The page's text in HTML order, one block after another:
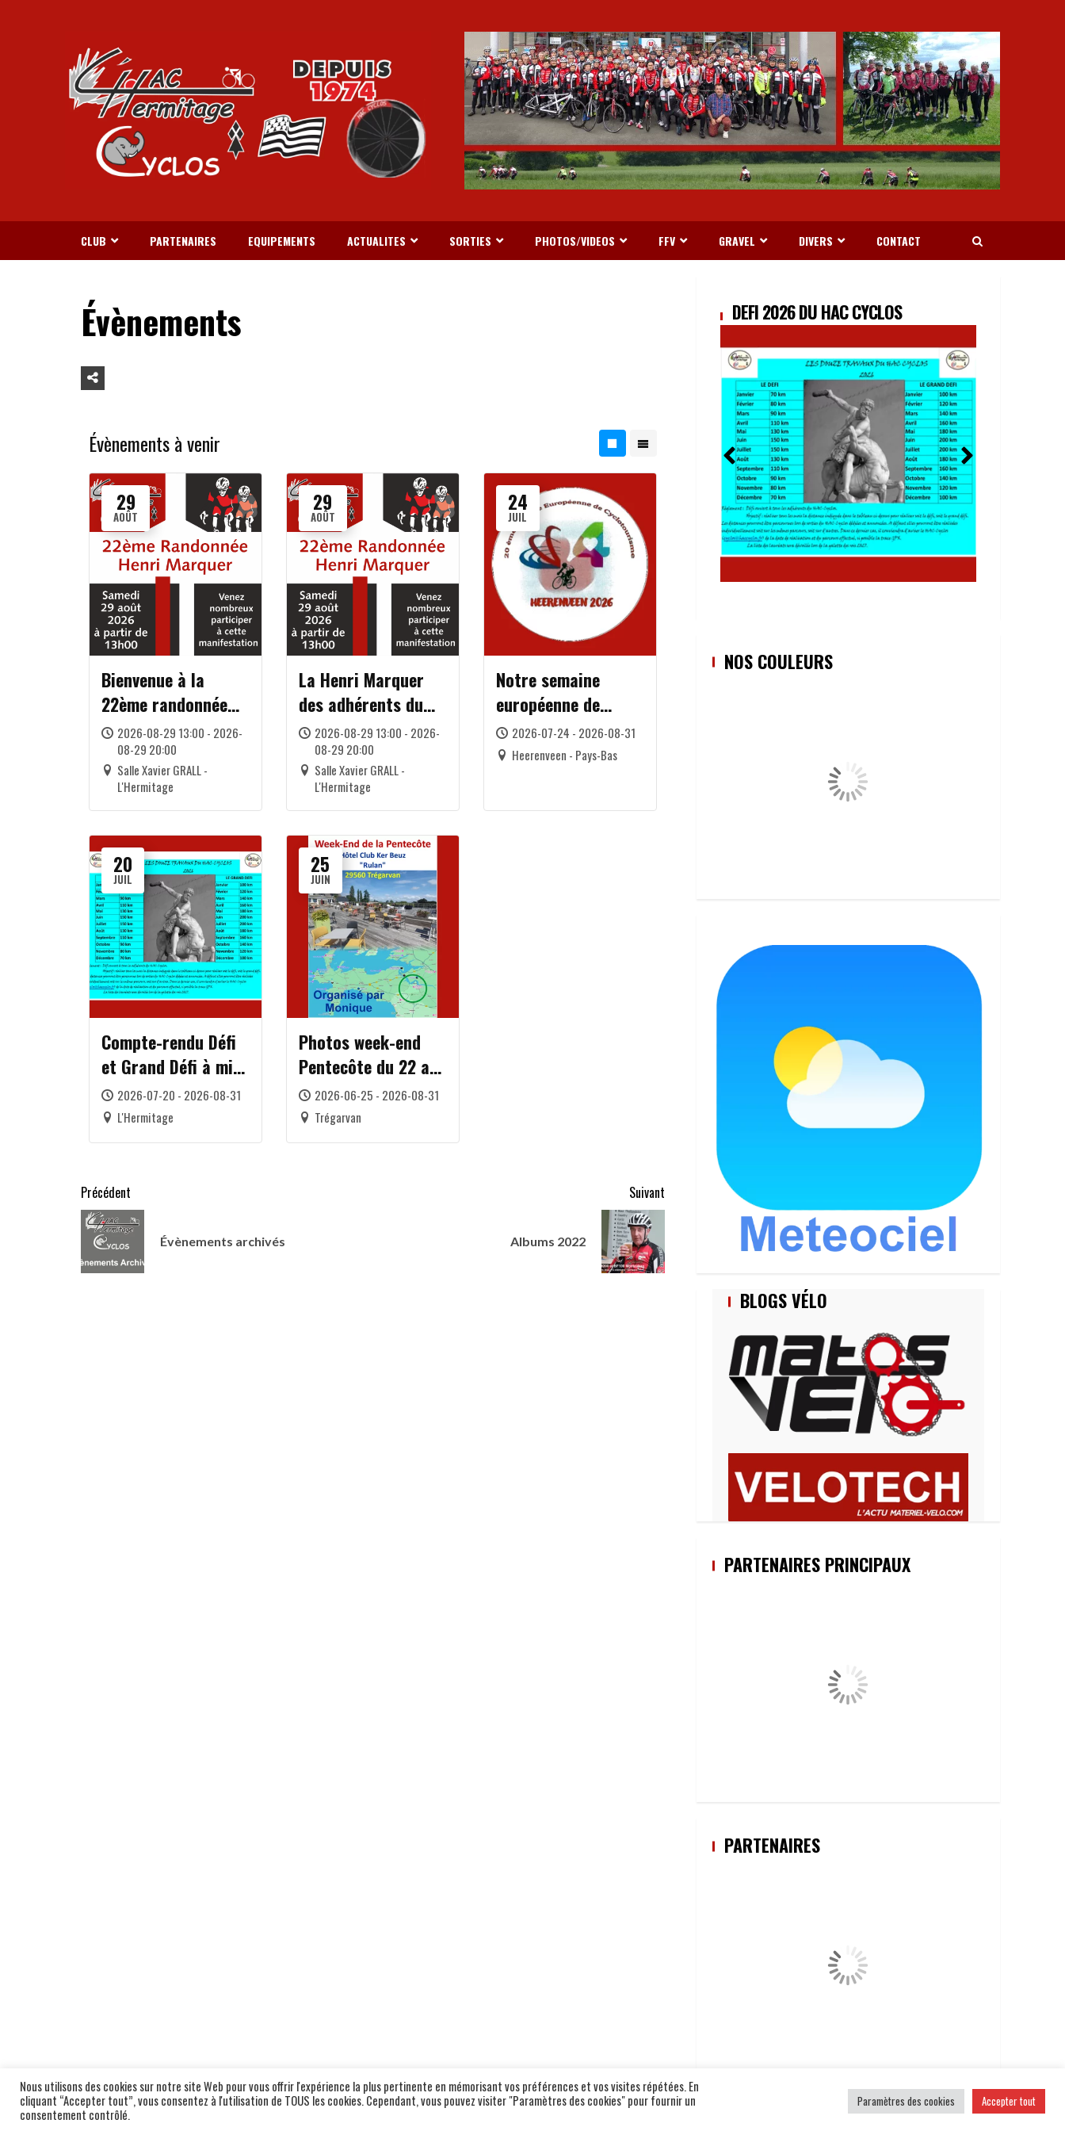
CLUB PARTENAIRES EQUIPEMENTS ACTUALITES SORTIES PHOTOS/VIDEOS FFV GRAVEL DIVERS CONTACT
Évènements
Évènements à venir
29
AOÛT
Bienvenue à la
22ème randonnée
Henri Marquer
2026-08-29 13:00 - 2026-
08-29 20:00
Salle Xavier GRALL -
L'Hermitage
29
AOÛT
La Henri Marquer
des adhérents du
HAC Cyclos
2026-08-29 13:00 - 2026-
08-29 20:00
Salle Xavier GRALL -
L'Hermitage
24
JUIL
Notre semaine
européenne de
cyclotourisme au
nord des Pays-Bas
2026-07-24 - 2026-08-31
Heerenveen - Pays-Bas
20
JUIL
Compte-rendu Défi
et Grand Défi à mi-
parcours de la
saison
2026-07-20 - 2026-08-31
L'Hermitage
25
JUIN
Photos week-end
Pentecôte du 22 au
25 Mai 2026
2026-06-25 - 2026-08-31
Trégarvan
Précédent
Évènements archivés
Suivant
Albums 2022
LES MARCHES DE BRETAGNE DÉFI 2026 DU HAC CYCLOS
NOS COULEURS
BLOGS VÉLO
PARTENAIRES PRINCIPAUX
PARTENAIRES
Nous utilisons des cookies sur notre site Web pour vous offrir l'expérience la plus pertinente en mémorisant vos préférences et vos visites répétées. En
cliquant “Accepter tout”, vous consentez à l'utilisation de TOUS les cookies. Cependant, vous pouvez visiter "Paramètres des cookies" pour fournir un
consentement contrôlé.
Paramètres des cookies Accepter tout